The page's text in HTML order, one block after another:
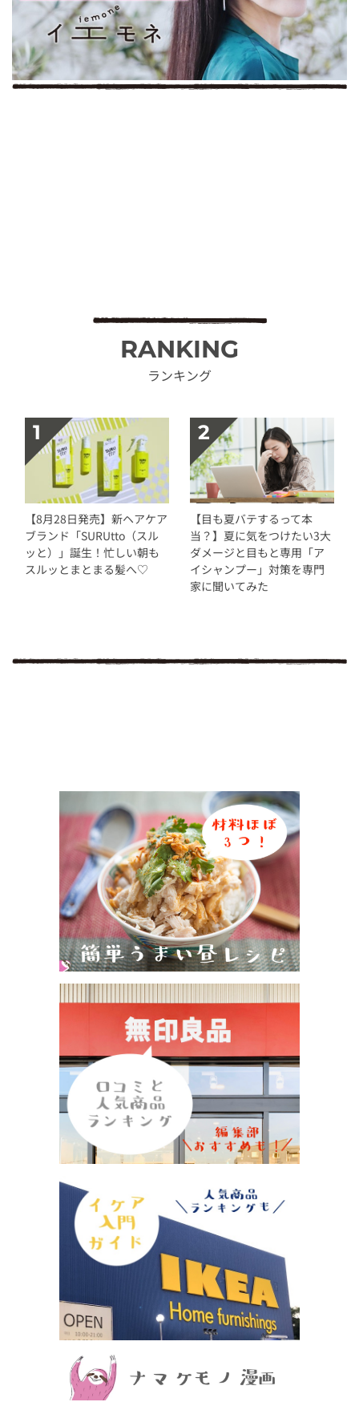
RANKING
ランキング
【8月28日発売】新ヘアケア
ブランド「SURUtto（スル
ッと）」誕生！忙しい朝も
スルッとまとまる髪へ♡
【目も夏バテするって本
当？】夏に気をつけたい3大
ダメージと目もと専用「ア
イシャンプー」対策を専門
家に聞いてみた